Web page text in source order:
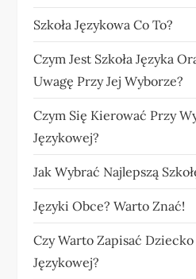
Szkoła Językowa Co To?
Czym Jest Szkoła Języka
Uwagę Przy Jej Wyborze?
Czym Się Kierować Przy
Językowej?
Jak Wybrać Najlepszą
Języki Obce? Warto Znać!
Czy Warto Zapisać Dziecko
Językowej?